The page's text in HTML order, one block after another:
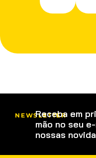
NEWSLETTER
Receba em
mão no seu
nossas